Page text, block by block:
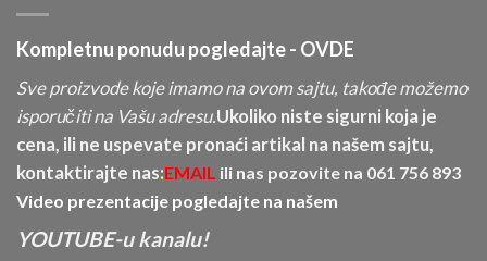
Kompletnu ponudu pogledajte - OVDE
Sve proizvode koje imamo na ovom sajtu, takođe možemo
isporučiti na Vašu adresu.Ukoliko niste sigurni koja je
cena, ili ne uspevate pronaći artikal na našem sajtu,
kontaktirajte nas:EMAIL ili nas pozovite na 061 756 893
Video prezentacije pogledajte na našem
YOUTUBE-u kanalu!